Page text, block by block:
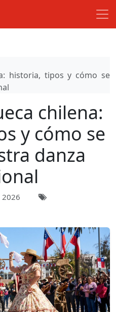
historia, tipos y cómo se
chilena:
y cómo se
danza
2026